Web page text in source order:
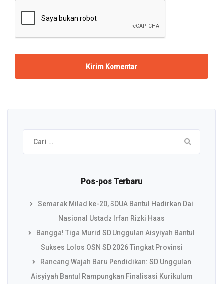
Cari
untuk:
Pos-pos Terbaru
Semarak Milad ke-20, SDUA Bantul Hadirkan Dai
Nasional Ustadz Irfan Rizki Haas
Bangga! Tiga Murid SD Unggulan Aisyiyah Bantul
Sukses Lolos OSN SD 2026 Tingkat Provinsi
Rancang Wajah Baru Pendidikan: SD Unggulan
Aisyiyah Bantul Rampungkan Finalisasi Kurikulum